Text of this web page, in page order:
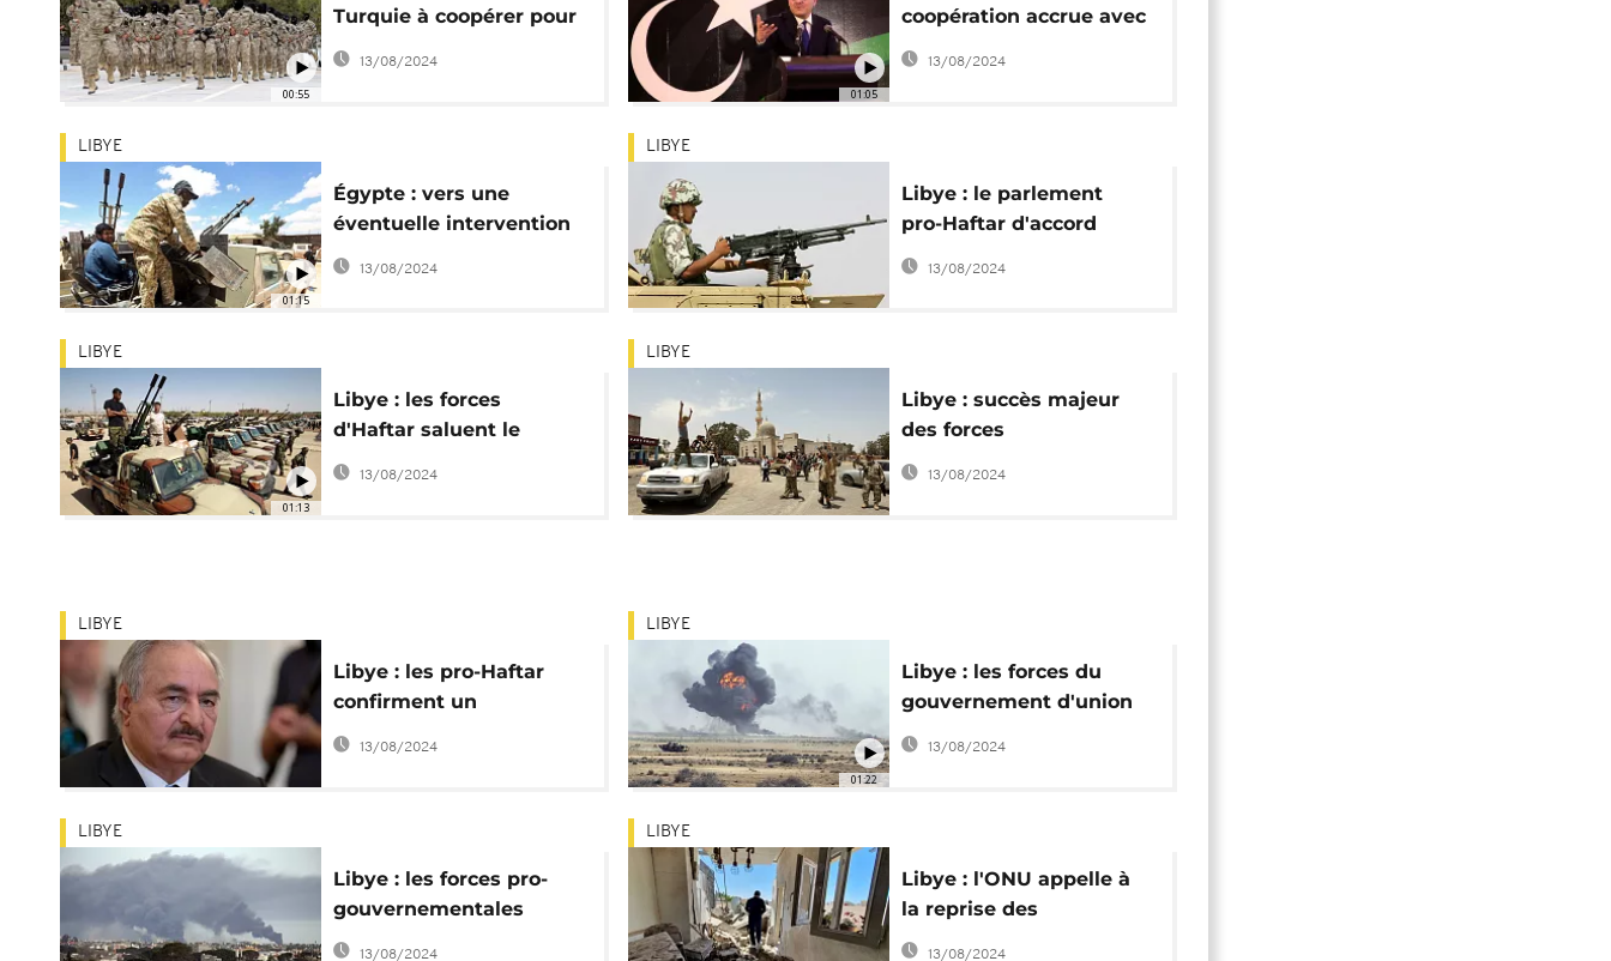
00:55
Turquie à coopérer pour
le départ des forces
13/08/2024
01:05
coopération accrue avec
la Turquie ?
13/08/2024
01:15
LIBYE
Égypte : vers une
éventuelle intervention
en Libye
13/08/2024
LIBYE
Libye : le parlement
pro-Haftar d'accord
pour une intervention
de l'armée égyptienne
13/08/2024
01:13
LIBYE
Libye : les forces
d'Haftar saluent le
leadership du Caire
13/08/2024
LIBYE
Libye : succès majeur
des forces
gouvernementales face
13/08/2024
LIBYE
Libye : les pro-Haftar
confirment un
"redéploiement" hors de
Tripoli
13/08/2024
01:22
LIBYE
Libye : les forces du
gouvernement d'union
disent contrôler tout
Tripoli et sa banlieue
13/08/2024
LIBYE
Libye : les forces pro-
gouvernementales
s'emparent d'une base
13/08/2024
LIBYE
Libye : l'ONU appelle à
la reprise des
pourparlers militaires
13/08/2024